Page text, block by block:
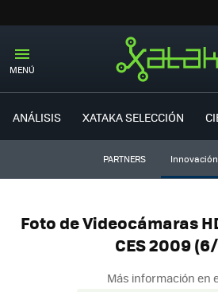
MENÚ
ANÁLISIS XATAKA SELECCIÓN
PARTNERS
Foto de Videocámaras
CES 2009
Más información en